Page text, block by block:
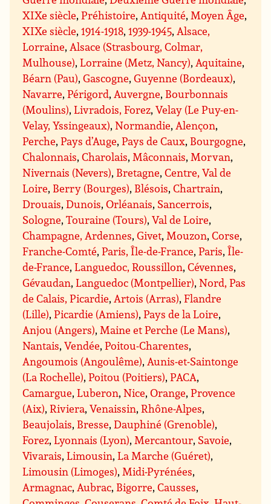
XIXe siècle,Préhistoire, Antiquité, Moyen Âge,
XIXe siècle,1914-1918,1939-1945, Alsace,
Lorraine, Alsace (Strasbourg, Colmar,
Mulhouse),Lorraine (Metz, Nancy), Aquitaine,
Béarn (Pau),Gascogne,Guyenne (Bordeaux),
Navarre,Périgord, Auvergne, Bourbonnais
(Moulins),Livradois, Forez,Velay (Le Puy-en-
Velay, Yssingeaux),Normandie, Alençon,
Perche,Pays d’Auge,Pays de Caux, Bourgogne,
Chalonnais,Charolais, Mâconnais, Morvan,
Nivernais (Nevers), Bretagne,Centre, Val de
Loire, Berry (Bourges), Blésois,Chartrain,
Drouais,Dunois,Orléanais, Sancerrois,
Sologne,Touraine (Tours),Val de Loire,
Champagne, Ardennes,Givet, Mouzon,Corse,
Franche-Comté,Paris, Île-de-France,Paris,Île-
de-France,Languedoc, Roussillon,Cévennes,
Gévaudan,Languedoc (Montpellier),Nord, Pas
de Calais, Picardie, Artois (Arras),Flandre
(Lille),Picardie (Amiens),Pays de la Loire,
Anjou (Angers), Maine et Perche (Le Mans),
Nantais,Vendée,Poitou-Charentes,
Angoumois (Angoulême), Aunis-et-Saintonge
(La Rochelle),Poitou (Poitiers),PACA,
Camargue,Luberon,Nice,Orange,Provence
(Aix),Riviera,Venaissin,Rhône-Alpes,
Beaujolais, Bresse,Dauphiné (Grenoble),
Forez,Lyonnais (Lyon), Mercantour, Savoie,
Vivarais,Limousin,La Marche (Guéret),
Limousin (Limoges), Midi-Pyrénées,
Armagnac, Aubrac, Bigorre,Causses,